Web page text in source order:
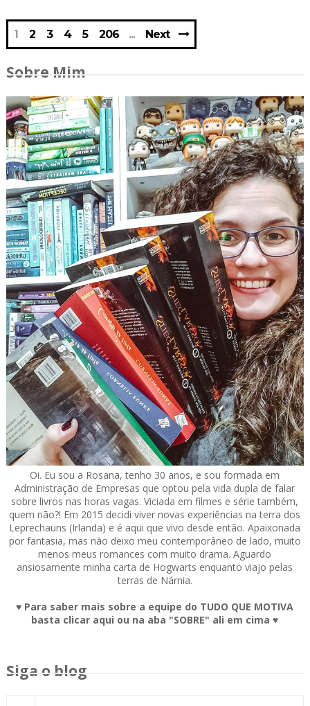
1 2 3 4 5 206 Next
Sobre Mim
Oi. Eu sou a Rosana, tenho 30 anos, e sou formada em
Administração de Empresas que optou pela vida dupla de falar
sobre livros nas horas vagas. Viciada em filmes e série também,
quem não?! Em 2015 decidi viver novas experiências na terra dos
Leprechauns (Irlanda) e é aqui que vivo desde então. Apaixonada
por fantasia, mas não deixo meu contemporâneo de lado, muito
menos meus romances com muito drama. Aguardo
ansiosamente minha carta de Hogwarts enquanto viajo pelas
terras de Nárnia.
♥ Para saber mais sobre a equipe do TUDO QUE MOTIVA
basta clicar aqui ou na aba "SOBRE" ali em cima ♥
Siga o blog